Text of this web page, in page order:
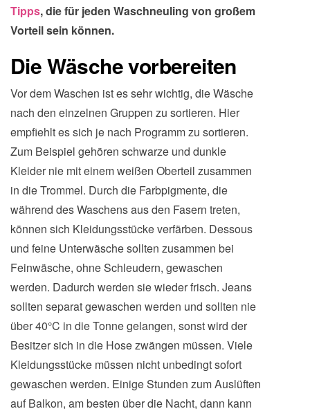
Tipps, die für jeden Waschneuling von großem
Vorteil sein können.
Die Wäsche vorbereiten
Vor dem Waschen ist es sehr wichtig, die Wäsche
nach den einzelnen Gruppen zu sortieren. Hier
empfiehlt es sich je nach Programm zu sortieren.
Zum Beispiel gehören schwarze und dunkle
Kleider nie mit einem weißen Oberteil zusammen
in die Trommel. Durch die Farbpigmente, die
während des Waschens aus den Fasern treten,
können sich Kleidungsstücke verfärben. Dessous
und feine Unterwäsche sollten zusammen bei
Feinwäsche, ohne Schleudern, gewaschen
werden. Dadurch werden sie wieder frisch. Jeans
sollten separat gewaschen werden und sollten nie
über 40°C in die Tonne gelangen, sonst wird der
Besitzer sich in die Hose zwängen müssen. Viele
Kleidungsstücke müssen nicht unbedingt sofort
gewaschen werden. Einige Stunden zum Auslüften
auf Balkon, am besten über die Nacht, dann kann